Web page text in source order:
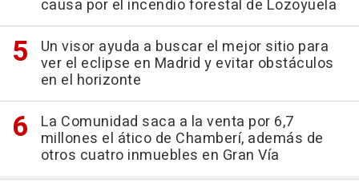
causa por el incendio forestal de Lozoyuela
Un visor ayuda a buscar el mejor sitio para
ver el eclipse en Madrid y evitar obstáculos
en el horizonte
La Comunidad saca a la venta por 6,7
millones el ático de Chamberí, además de
otros cuatro inmuebles en Gran Vía